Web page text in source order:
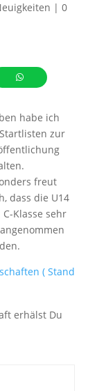
| 0
habe ich
zur
freut
dass die U14
C-Klasse sehr
( Stand
erhälst Du